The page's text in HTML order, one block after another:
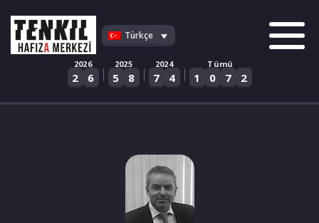
content
Türkçe
2026
2 6 |
2025
5 8 |
2024
7 4 |
Tümü
1 0 7 2